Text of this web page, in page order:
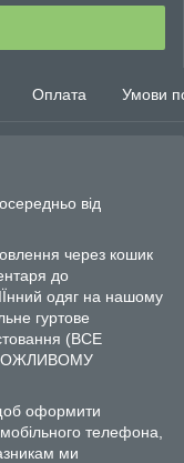
Оплата Умови
від
через кошик
до
одяг на нашому
гуртове
(ВСЕ
оформити
телефона,
ми